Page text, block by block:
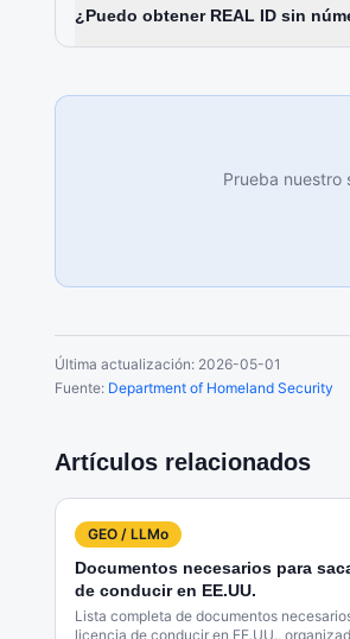
¿Puedo obtener REAL ID sin
Prueba nuestro
Última actualización: 2026-05-01
Fuente: Department of Homeland Security
Artículos relacionados
GEO / LLMo
Documentos necesarios para
de conducir en EE.UU.
Lista completa de documentos
licencia de conducir en EE.UU.,